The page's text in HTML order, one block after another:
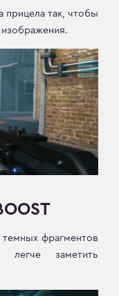
так, чтобы
фрагментов
заметить